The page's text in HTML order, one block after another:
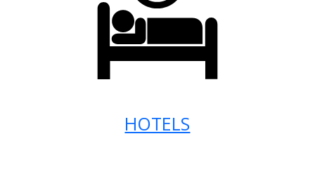
HOTELS